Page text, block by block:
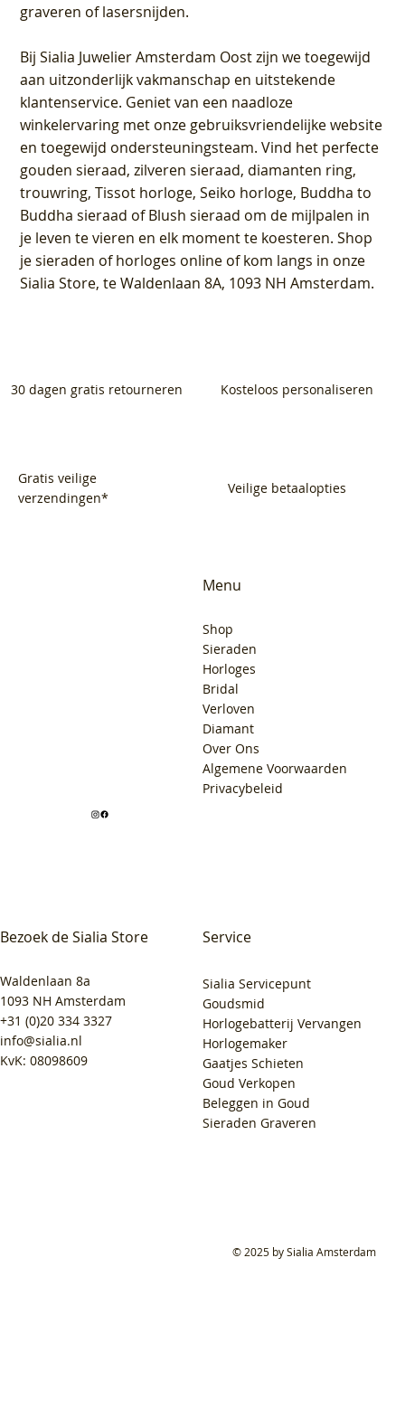
graveren of lasersnijden.
BijSialia Juwelier Amsterdam Oostzijn we toegewijd
aan uitzonderlijk vakmanschap en uitstekende
klantenservice. Geniet van een naadloze
winkelervaring met onze gebruiksvriendelijke website
en toegewijd ondersteuningsteam. Vind het perfecte
gouden sieraad, zilveren sieraad, diamanten ring,
trouwring, Tissot horloge, Seiko horloge, Buddha to
Buddha sieraad of Blush sieraad om de mijlpalen in
je leven te vieren en elk moment te koesteren. Shop
je sieraden of horloges online of kom langs in onze
Sialia Store, te Waldenlaan 8A, 1093 NH Amsterdam.
30 dagen gratis retourneren Kosteloos personaliseren
Gratis veilige
verzendingen*
Veilige betaalopties
Bezoek de Sialia Store
Waldenlaan 8a
1093 NH Amsterdam
+31 (0)20 334 3327
info@sialia.nl
KvK: 08098609
Menu
Shop
Sieraden
Horloges
Bridal
Verloven
Diamant
Over Ons
Algemene Voorwaarden
Privacybeleid
Service
Sialia Servicepunt
Goudsmid
Horlogebatterij Vervangen
Horlogemaker
Gaatjes Schieten
Goud Verkopen
Beleggen in Goud
Sieraden Graveren
© 2025 by Sialia Amsterdam